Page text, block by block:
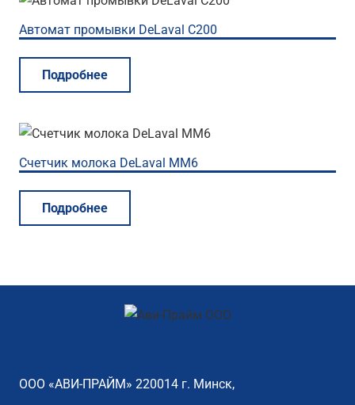
Автомат промывки DeLaval C200
Подробнее
Счетчик молока DeLaval MM6
Подробнее
ООО «АВИ-ПРАЙМ» 220014 г. Минск,